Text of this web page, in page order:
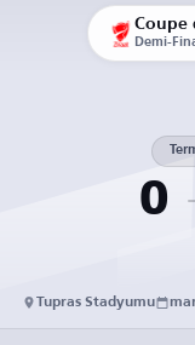
Coupe
Demi-
0
Tupras Stadyumu